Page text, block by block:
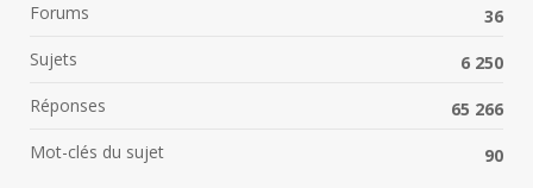
Forums
36
Sujets
6 250
Réponses
65 266
Mot-clés du sujet
90